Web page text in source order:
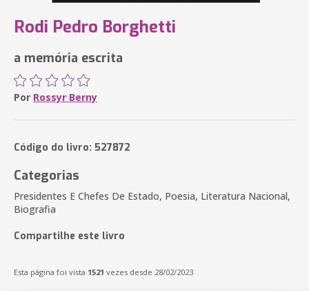
Rodi Pedro Borghetti
a memória escrita
Por Rossyr Berny
Código do livro: 527872
Categorias
Presidentes E Chefes De Estado, Poesia, Literatura Nacional,
Biografia
Compartilhe este livro
Esta página foi vista 1521 vezes desde 28/02/2023